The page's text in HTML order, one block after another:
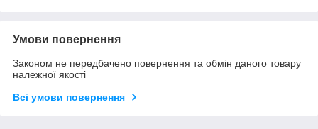
Умови повернення
Законом не передбачено повернення та обмін даного товару
належної якості
Всі умови повернення